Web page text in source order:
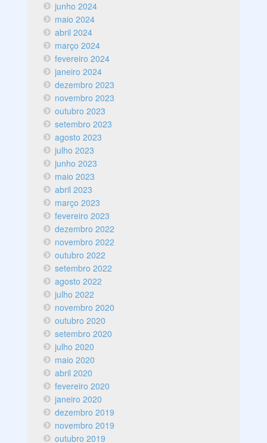
junho 2024
maio 2024
abril 2024
março 2024
fevereiro 2024
janeiro 2024
dezembro 2023
novembro 2023
outubro 2023
setembro 2023
agosto 2023
julho 2023
junho 2023
maio 2023
abril 2023
março 2023
fevereiro 2023
dezembro 2022
novembro 2022
outubro 2022
setembro 2022
agosto 2022
julho 2022
novembro 2020
outubro 2020
setembro 2020
julho 2020
maio 2020
abril 2020
fevereiro 2020
janeiro 2020
dezembro 2019
novembro 2019
outubro 2019